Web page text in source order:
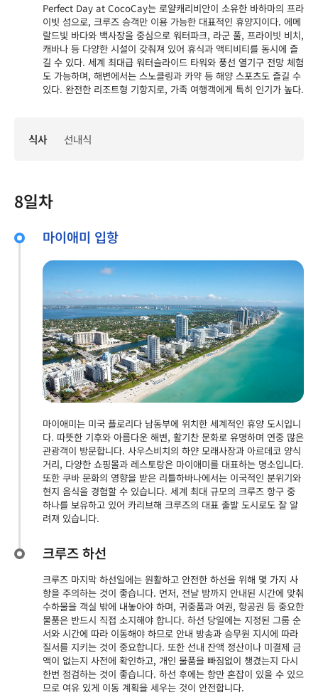
Perfect Day at CocoCay는 로얄캐리비안이 소유한 바하마의 프라
이빗 섬으로, 크루즈 승객만 이용 가능한 대표적인 휴양지이다. 에메
랄드빛 바다와 백사장을 중심으로 워터파크, 라군 풀, 프라이빗 비치,
캐바나 등 다양한 시설이 갖춰져 있어 휴식과 액티비티를 동시에 즐
길 수 있다. 세계 최대급 워터슬라이드 타워와 풍선 열기구 전망 체험
도 가능하며, 해변에서는 스노클링과 카약 등 해양 스포츠도 즐길 수
있다. 완전한 리조트형 기항지로, 가족 여행객에게 특히 인기가 높다.
식사 선내식
8일차
마이애미 입항
마이애미는 미국 플로리다 남동부에 위치한 세계적인 휴양 도시입니
다. 따뜻한 기후와 아름다운 해변, 활기찬 문화로 유명하며 연중 많은
관광객이 방문합니다. 사우스비치의 하얀 모래사장과 아르데코 양식
거리, 다양한 쇼핑몰과 레스토랑은 마이애미를 대표하는 명소입니다.
또한 쿠바 문화의 영향을 받은 리틀하바나에서는 이국적인 분위기와
현지 음식을 경험할 수 있습니다. 세계 최대 규모의 크루즈 항구 중
하나를 보유하고 있어 카리브해 크루즈의 대표 출발 도시로도 잘 알
려져 있습니다.
크루즈 하선
크루즈 마지막 하선일에는 원활하고 안전한 하선을 위해 몇 가지 사
항을 주의하는 것이 좋습니다. 먼저, 전날 밤까지 안내된 시간에 맞춰
수하물을 객실 밖에 내놓아야 하며, 귀중품과 여권, 항공권 등 중요한
물품은 반드시 직접 소지해야 합니다. 하선 당일에는 지정된 그룹 순
서와 시간에 따라 이동해야 하므로 안내 방송과 승무원 지시에 따라
질서를 지키는 것이 중요합니다. 또한 선내 잔액 정산이나 미결제 금
액이 없는지 사전에 확인하고, 개인 물품을 빠짐없이 챙겼는지 다시
한번 점검하는 것이 좋습니다. 하선 후에는 항만 혼잡이 있을 수 있으
므로 여유 있게 이동 계획을 세우는 것이 안전합니다.